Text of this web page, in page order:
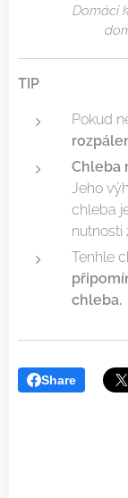
Domácí
TIP
Pokud
Chleba
Jeho
chleba
nutnosti
Tenhle
chleba.
Share